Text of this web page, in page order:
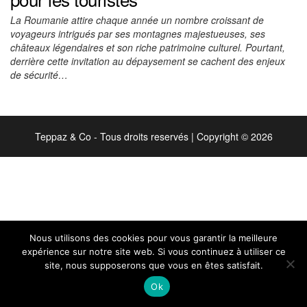
La Roumanie attire chaque année un nombre croissant de
voyageurs intrigués par ses montagnes majestueuses, ses
châteaux légendaires et son riche patrimoine culturel. Pourtant,
derrière cette invitation au dépaysement se cachent des enjeux
de sécurité…
Teppaz & Co - Tous droits reservés | Copyright © 2026
Nous utilisons des cookies pour vous garantir la meilleure
expérience sur notre site web. Si vous continuez à utiliser ce
site, nous supposerons que vous en êtes satisfait.
Ok